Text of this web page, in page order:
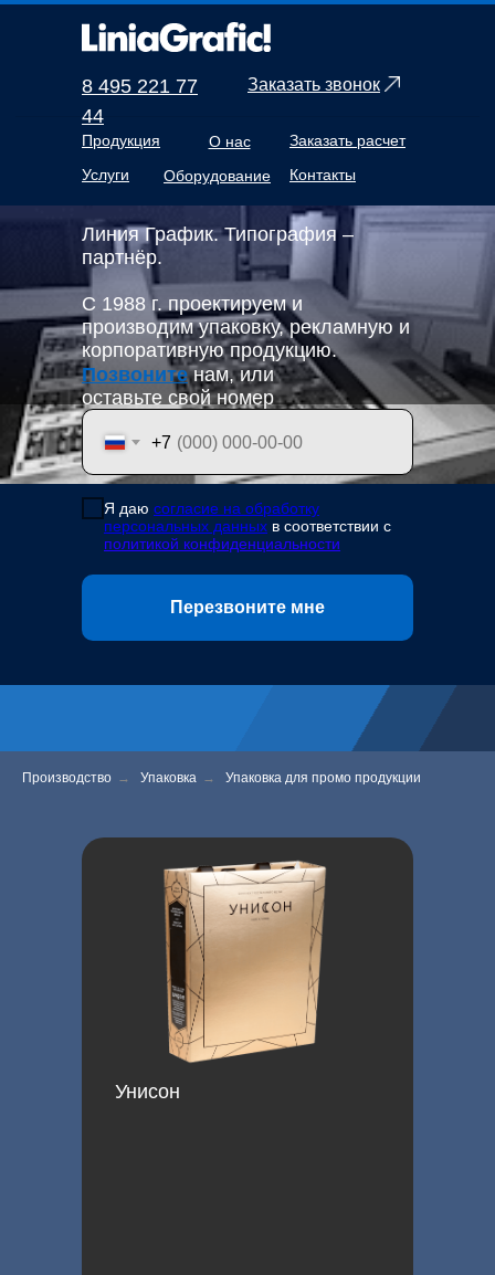
Линия График. Типография –
партнёр.
С 1988 г. проектируем и
производим упаковку, рекламную и
корпоративную продукцию.
Продукция О нас Заказать расчет
+7
Я даю согласие на обработку
персональных данных в соответствии с
политикой конфиденциальности
Перезвоните мне
Позвоните нам, или
оставьте свой номер
8 495 221 77
44
Заказать звонок
Услуги Оборудование Контакты
Производство → Упаковка → Упаковка для промо продукции
Унисон